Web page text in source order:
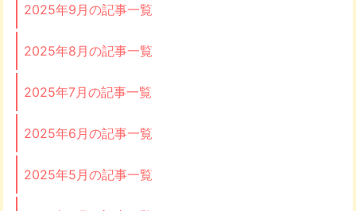
2025年9月の記事一覧
2025年8月の記事一覧
2025年7月の記事一覧
2025年6月の記事一覧
2025年5月の記事一覧